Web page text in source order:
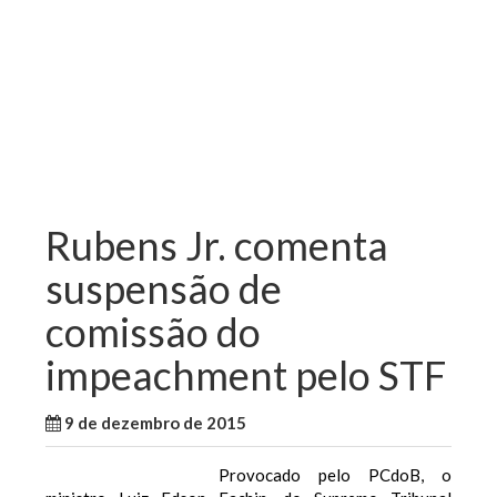
Rubens Jr. comenta
suspensão de
comissão do
impeachment pelo STF
9 de dezembro de 2015
Provocado pelo PCdoB, o